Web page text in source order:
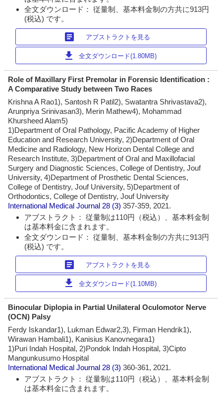
全文ダウンロード： 従量制、基本料金制の方共に913円
(税込) です。
article アブストラクトを見る
download 全文ダウンロード(1.80MB)
Role of Maxillary First Premolar in Forensic Identification :
A Comparative Study between Two Races
Krishna A Rao1), Santosh R Patil2), Swatantra Shrivastava2),
Arunpriya Srinivasan3), Merin Mathew4), Mohammad
Khursheed Alam5)
1)Department of Oral Pathology, Pacific Academy of Higher
Education and Research University, 2)Department of Oral
Medicine and Radiology, New Horizon Dental College and
Research Institute, 3)Department of Oral and Maxillofacial
Surgery and Diagnostic Sciences, College of Dentistry, Jouf
University, 4)Department of Prosthetic Dental Sciences,
College of Dentistry, Jouf University, 5)Department of
Orthodontics, College of Dentistry, Jouf University
International Medical Journal 28 (3)357-359, 2021.
アブストラクト： 従量制は110円（税込）、基本料金制
は基本料金に含まれます。
全文ダウンロード： 従量制、基本料金制の方共に913円
(税込) です。
article アブストラクトを見る
download 全文ダウンロード(1.10MB)
Binocular Diplopia in Partial Unilateral Oculomotor Nerve
(OCN) Palsy
Ferdy Iskandar1), Lukman Edwar2,3), Firman Hendrik1),
Wirawan Hambali1), Kanisius Kanovnegara1)
1)Puri Indah Hospital, 2)Pondok Indah Hospital, 3)Cipto
Mangunkusumo Hospital
International Medical Journal 28 (3)360-361, 2021.
アブストラクト： 従量制は110円（税込）、基本料金制
は基本料金に含まれます。